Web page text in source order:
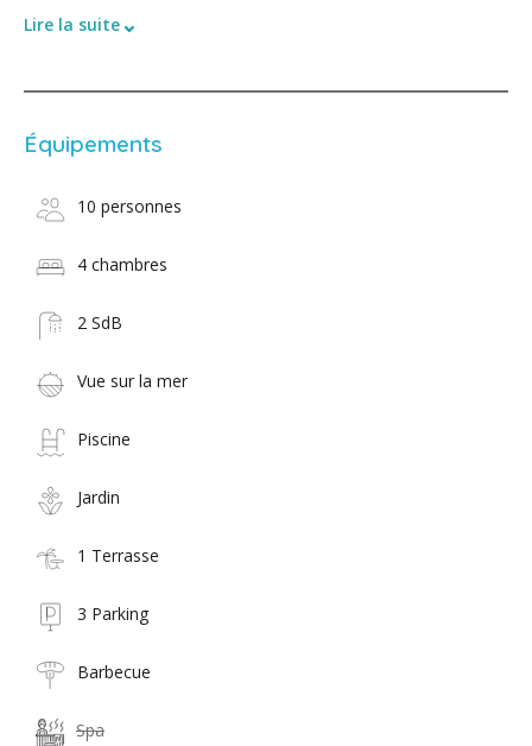
Lire la suite⌄
Équipements
10 personnes
4 chambres
2 SdB
Vue sur la mer
Piscine
Jardin
1 Terrasse
3 Parking
Barbecue
Spa